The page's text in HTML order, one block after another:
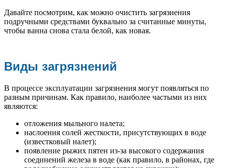
Давайте посмотрим, как можно очистить загрязнения
подручными средствами буквально за считанные минуты,
чтобы ванна снова стала белой, как новая.
Виды загрязнений
В процессе эксплуатации загрязнения могут появляться по
разным причинам. Как правило, наиболее частыми из них
являются:
отложения мыльного налета;
наслоения солей жесткости, присутствующих в воде
(известковый налет);
появление рыжих пятен из-за высокого содержания
соединений железа в воде (как правило, в районах, где